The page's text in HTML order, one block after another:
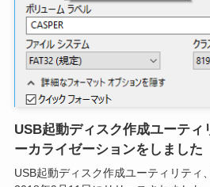
USB起動ディスク作成ユーティ
ーカライゼーションをしました
USB起動ディスク作成ユーティリティ